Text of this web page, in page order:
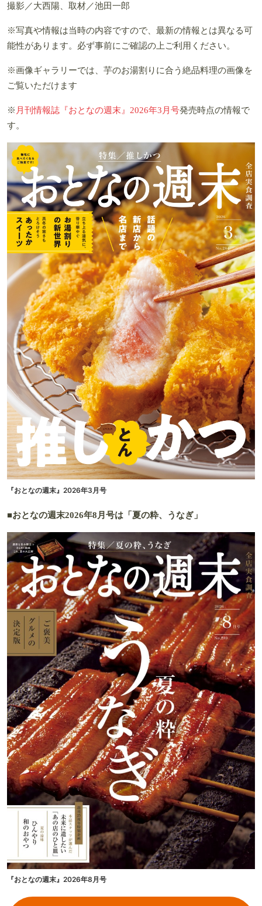
撮影／大西陽、取材／池田一郎
※写真や情報は当時の内容ですので、最新の情報とは異なる可
能性があります。必ず事前にご確認の上ご利用ください。
※画像ギャラリーでは、芋のお湯割りに合う絶品料理の画像を
ご覧いただけます
※ 月刊情報誌『おとなの週末』2026年3月号発売時点の情報で
す。
『おとなの週末』2026年3月号
■おとなの週末2026年8月号は「夏の粋、うなぎ」
『おとなの週末』2026年8月号